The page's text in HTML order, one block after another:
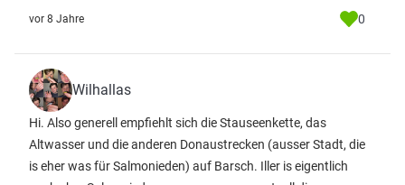
vor 8 Jahre 0
Wilhallas
Hi. Also generell empfiehlt sich die Stauseenkette, das
Altwasser und die anderen Donaustrecken (ausser Stadt, die
is eher was für Salmonieden) auf Barsch. Iller is eigentlich